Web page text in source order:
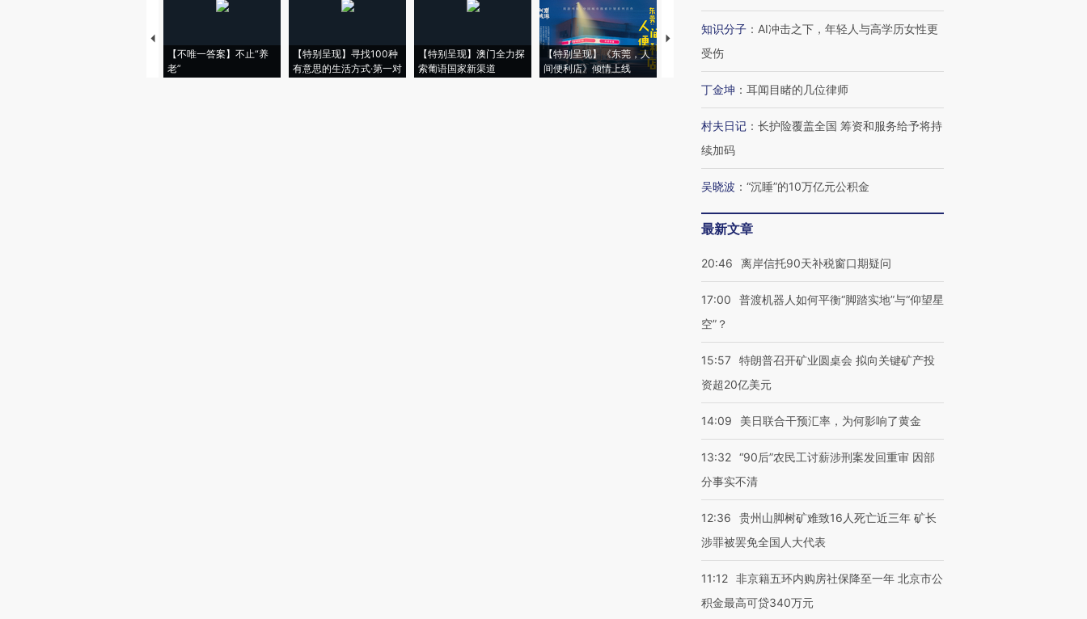
【不唯一答案】不止“养
老”
【特别呈现】寻找100种
有意思的生活方式·第一对
【特别呈现】澳门全力探
索葡语国家新渠道
【特别呈现】《东莞，人
间便利店》倾情上线
【推广】走进第四届链博
会，让数智科技“链”接产
有意思的生活方式·第三对
住三大增长引擎是什么？
知识分子 ： AI冲击之下，年轻人与高学历女性更
受伤
丁金坤 ： 耳闻目睹的几位律师
村夫日记 ： 长护险覆盖全国 筹资和服务给予将持
续加码
吴晓波 ： “沉睡”的10万亿元公积金
最新文章
20:46 离岸信托90天补税窗口期疑问
17:00
普渡机器人如何平衡“脚踏实地”与“仰望星
空”？
15:57 特朗普召开矿业圆桌会 拟向关键矿产投
资超20亿美元
14:09 美日联合干预汇率，为何影响了黄金
13:32 “90后”农民工讨薪涉刑案发回重审 因部
分事实不清
12:36
贵州山脚树矿难致16人死亡近三年 矿长
涉罪被罢免全国人大代表
11:12 非京籍五环内购房社保降至一年 北京市公
积金最高可贷340万元